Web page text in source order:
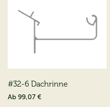
#32-6 Dachrinne
Ab 99,07 €